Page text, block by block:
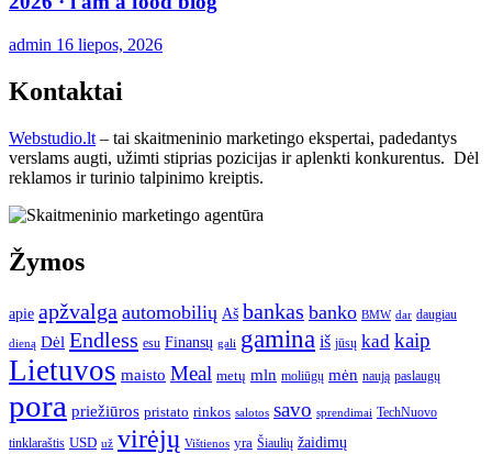
admin 16 liepos, 2026
Kontaktai
Webstudio.lt – tai skaitmeninio marketingo ekspertai, padedantys
verslams augti, užimti stiprias pozicijas ir aplenkti konkurentus. Dėl
reklamos ir turinio talpinimo kreiptis.
Žymos
apie apžvalga automobilių Aš bankas banko BMW dar daugiau
dieną Dėl Endless esu Finansų gali gamina iš jūsų kad kaip
Lietuvos maisto Meal metų mln moliūgų mėn naują paslaugų
pora priežiūros pristato rinkos salotos savo sprendimai TechNuovo
tinklaraštis USD už virėjų Vištienos yra Šiaulių žaidimų